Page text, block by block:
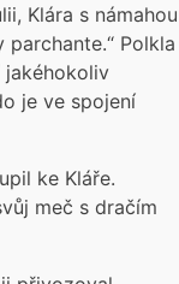
Klára s námahou
Polkla
jakéhokoliv
je ve spojení
ke Kláře.
meč s dračím